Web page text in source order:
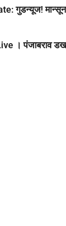
गुडन्यूज!
। पंजाबराव डख